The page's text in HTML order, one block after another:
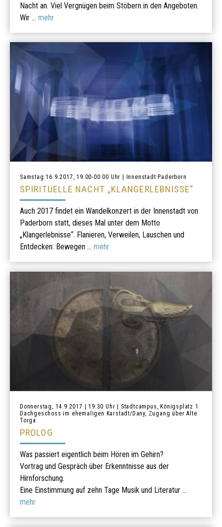
Nacht an. Viel Vergnügen beim Stöbern in den Angeboten.
Wir ... mehr
Samstag 16.9.2017, 19.00-00.00 Uhr | Innenstadt Paderborn
SPIRITUELLE NACHT „KLANGERLEBNISSE“
Auch 2017 findet ein Wandelkonzert in der Innenstadt von
Paderborn statt, dieses Mal unter dem Motto
„Klangerlebnisse“. Flanieren, Verweilen, Lauschen und
Entdecken: Bewegen ... mehr
Donnerstag, 14.9.2017 | 19:30 Uhr | Stadtcampus, Königsplatz 1
Dachgeschoss im ehemaligen Karstadt/Dany, Zugang über Alte
Torga
PROLOG
Was passiert eigentlich beim Hören im Gehirn?
Vortrag und Gespräch über Erkenntnisse aus der
Hirnforschung.
Eine Einstimmung auf zehn Tage Musik und Literatur ...
mehr